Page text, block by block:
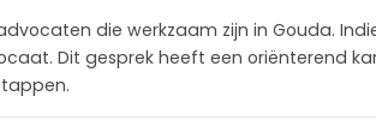
die werkzaam zijn in Gouda.
Dit gesprek heeft een oriënterend